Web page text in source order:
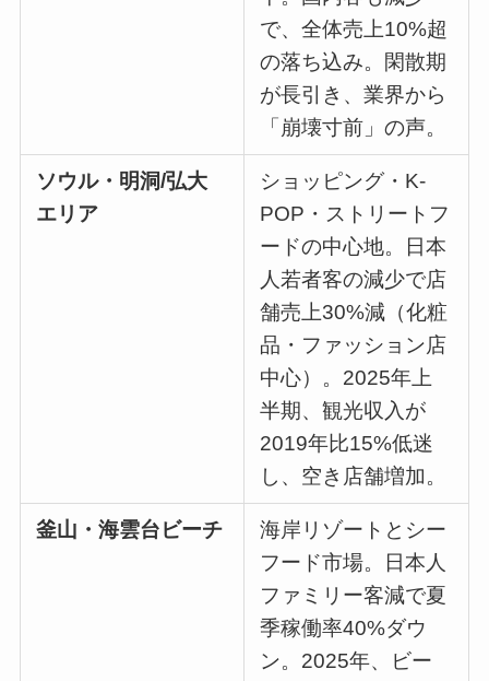
で、全体売上10%超
の落ち込み。閑散期
が長引き、業界から
「崩壊寸前」の声。
ソウル・明洞/弘大
エリア
ショッピング・K-
POP・ストリートフ
ードの中心地。日本
人若者客の減少で店
舗売上30%減（化粧
品・ファッション店
中心）。2025年上
半期、観光収入が
2019年比15%低迷
し、空き店舗増加。
釜山・海雲台ビーチ
海岸リゾートとシー
フード市場。日本人
ファミリー客減で夏
季稼働率40%ダウ
ン。2025年、ビー